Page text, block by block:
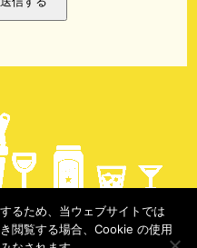
るため、当ウェブサイトでは
閲覧する場合、Cookie の使用